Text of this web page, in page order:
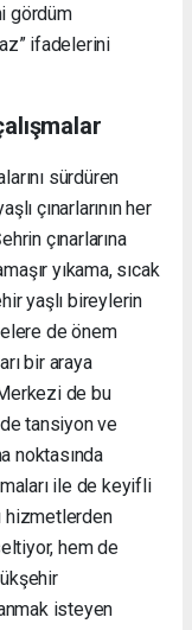
gördüm
ifadelerini
sürdüren
çınarlarının her
çınarlarına
yıkama, sıcak
yaşlı bireylerin
de önem
bir araya
de bu
tansiyon ve
noktasında
ile de keyifli
hizmetlerden
hem de
isteyen